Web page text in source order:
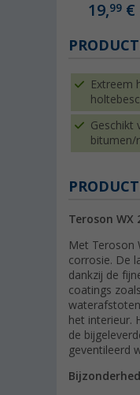
19,99 €
Extreem
Geschikt
bitumen/
Teroson
Met Teroson
corrosie. De
dankzij de
coatings
het interieur.
de
geventileerd